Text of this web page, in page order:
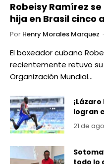
Robeisy Ramírez
hija en Brasil cinco
Por Henry Morales Marquez
El boxeador cubano
recientemente retuvo
Organización Mundial…
logran
21 de